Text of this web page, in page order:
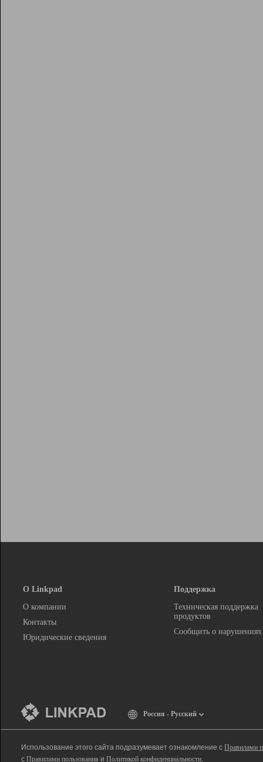
О Linkpad
О компании
Контакты
Юридические сведения
Поддержка
Техническая поддержка
продуктов
Сообщить о нарушениях
Россия - Русский
Использование этого сайта подразумевает ознакомление с Правилами
с Правилами пользования и Политикой конфиденциальности.